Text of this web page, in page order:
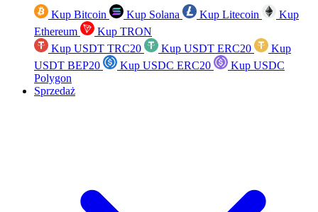
Kup Bitcoin Kup Solana Kup Litecoin
Kup
Ethereum
Kup TRON
Kup USDT TRC20
Kup USDT ERC20
Kup
USDT BEP20
Kup USDC ERC20
Kup USDC
Polygon
Sprzedaż